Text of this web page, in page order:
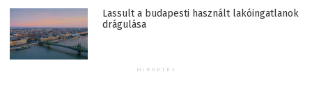
Lassult a budapesti használt lakóingatlanok
drágulása
HIRDETÉS